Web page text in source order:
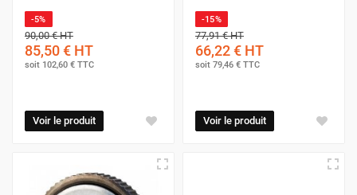
-5%
90,00 €HT
85,50 € HT
soit 102,60 € TTC
Voir le produit
-15%
77,91 €HT
66,22 € HT
soit 79,46 € TTC
Voir le produit